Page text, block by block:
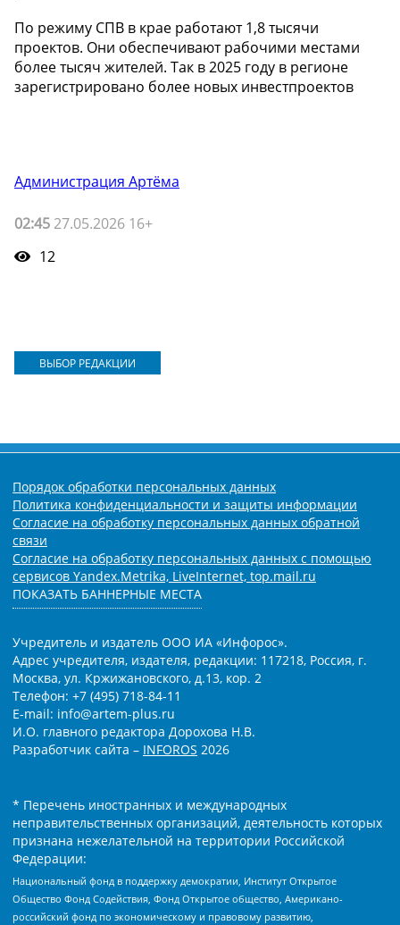
По режиму СПВ в крае работают 1,8 тысячи
проектов. Они обеспечивают рабочими местами
более тысяч жителей. Так в 2025 году в регионе
зарегистрировано более новых инвестпроектов
Администрация Артёма
02:45 27.05.2026 16+
12
ВЫБОР РЕДАКЦИИ
Порядок обработки персональных данных
Политика конфиденциальности и защиты информации
Согласие на обработку персональных данных обратной
связи
Согласие на обработку персональных данных с помощью
сервисов Yandex.Metrika, LiveInternet, top.mail.ru
ПОКАЗАТЬ БАННЕРНЫЕ МЕСТА
Учредитель и издатель ООО ИА «Инфорос».
Адрес учредителя, издателя, редакции: 117218, Россия, г.
Москва, ул. Кржижановского, д.13, кор. 2
Телефон: +7 (495) 718-84-11
E-mail: info@artem-plus.ru
И.О. главного редактора Дорохова Н.В.
Разработчик сайта – INFOROS 2026
* Перечень иностранных и международных
неправительственных организаций, деятельность которых
признана нежелательной на территории Российской
Федерации:
Национальный фонд в поддержку демократии, Институт Открытое
Общество Фонд Содействия, Фонд Открытое общество, Американо-
российский фонд по экономическому и правовому развитию,